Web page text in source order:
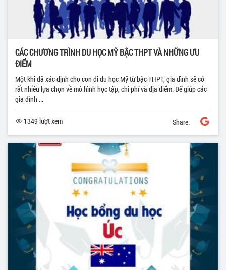
CÁC CHƯƠNG TRÌNH DU HỌC MỸ BẬC THPT VÀ NHỮNG ƯU
ĐIỂM
Một khi đã xác định cho con đi du học Mỹ từ bậc THPT, gia đình sẽ có
rất nhiều lựa chọn về mô hình học tập, chi phí và địa điểm. Để giúp các
gia đình ...
1349 lượt xem Share: